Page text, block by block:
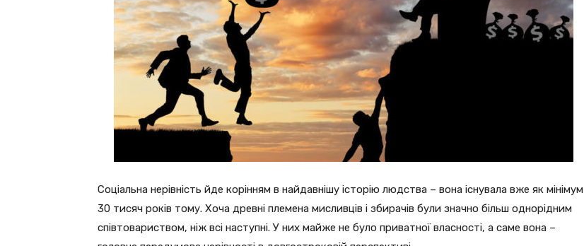
Соціальна нерівність йде корінням в найдавнішу історію людства – вона існувала вже як мінімум
30 тисяч років тому. Хоча древні племена мисливців і збирачів були значно більш однорідним
співтовариством, ніж всі наступні. У них майже не було приватної власності, а саме вона –